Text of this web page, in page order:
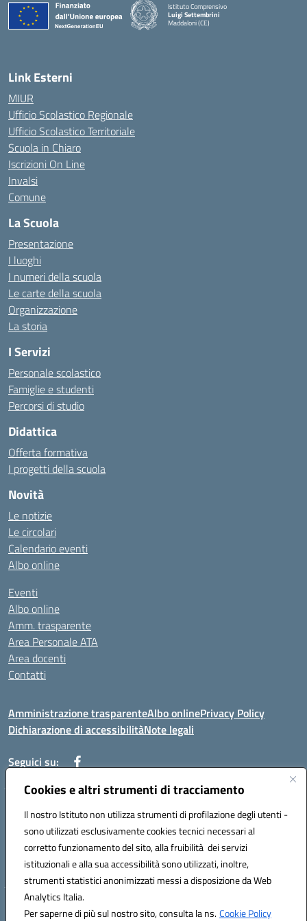
Cookies e altri strumenti di tracciamento
Il nostro Istituto non utilizza strumenti di profilazione degli utenti -
sono utilizzati esclusivamente cookies tecnici necessari al
corretto funzionamento del sito, alla fruibilità dei servizi
istituzionali e alla sua accessibilità sono utilizzati, inoltre,
strumenti statistici anonimizzati messi a disposizione da Web
Analytics Italia.
Per saperne di più sul nostro sito, consulta la ns.Cookie Policy
Istituto Comprensivo
Luigi Settembrini
Maddaloni (CE)
Link Esterni
MIUR
Ufficio Scolastico Regionale
Ufficio Scolastico Territoriale
Scuola in Chiaro
Iscrizioni On Line
Invalsi
Comune
La Scuola
Presentazione
I luoghi
I numeri della scuola
Le carte della scuola
Organizzazione
La storia
I Servizi
Personale scolastico
Famiglie e studenti
Percorsi di studio
Didattica
Offerta formativa
I progetti della scuola
Novità
Le notizie
Le circolari
Calendario eventi
Albo online
Eventi
Albo online
Amm. trasparente
Area Personale ATA
Area docenti
Contatti
Amministrazione trasparenteAlbo onlinePrivacy Policy
Dichiarazione di accessibilitàNote legali
Seguici su:
Indirizzo: VIA BRECCIAME, 46 - 81024 MADDALONI (CE)
Mail: CEIC8AU001@istruzione.it - Pec: CEIC8AU001@pec.istruzione.it -
Telefono: 0823408721
Meccanografico: CEIC8AU001
Codice fiscale: 93086080616
Hosting & Powered by 3D Solution S.r.l.